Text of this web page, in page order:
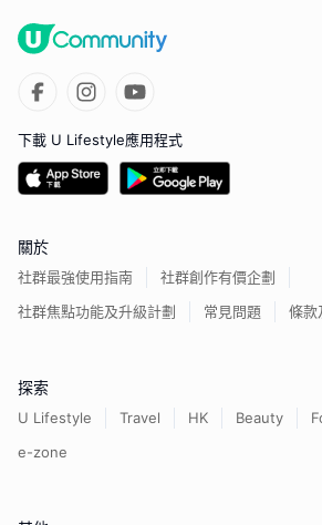
下載 U Lifestyle應用程式
關於
社群最強使用指南
社群創作有價企劃
社群焦點功能及升級計劃
常見問題 條款
探索
U Lifestyle Travel HK Beauty
e-zone